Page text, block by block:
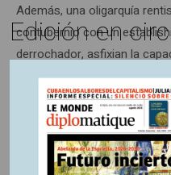
Además, una oligarquía
contubernio con un
derrochador, asfixian la
en sus potencialidades de
inversión/ganancias) y
Colombia, el bajo nivel de
factores (PTF, eficiencia
todos sus recursos: trabajo,
Edición en